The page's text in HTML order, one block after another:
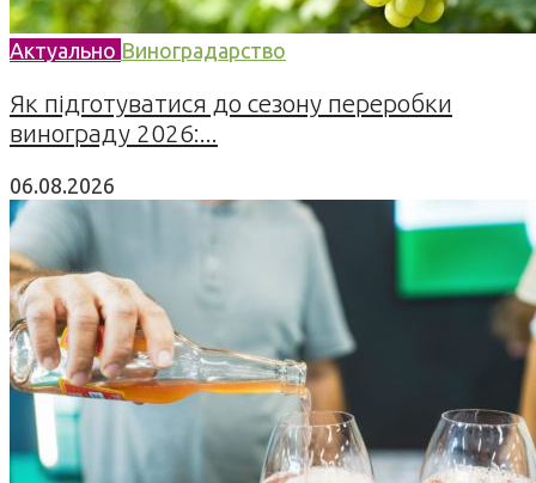
Актуально Виноградарство
Як підготуватися до сезону переробки
винограду 2026:...
06.08.2026